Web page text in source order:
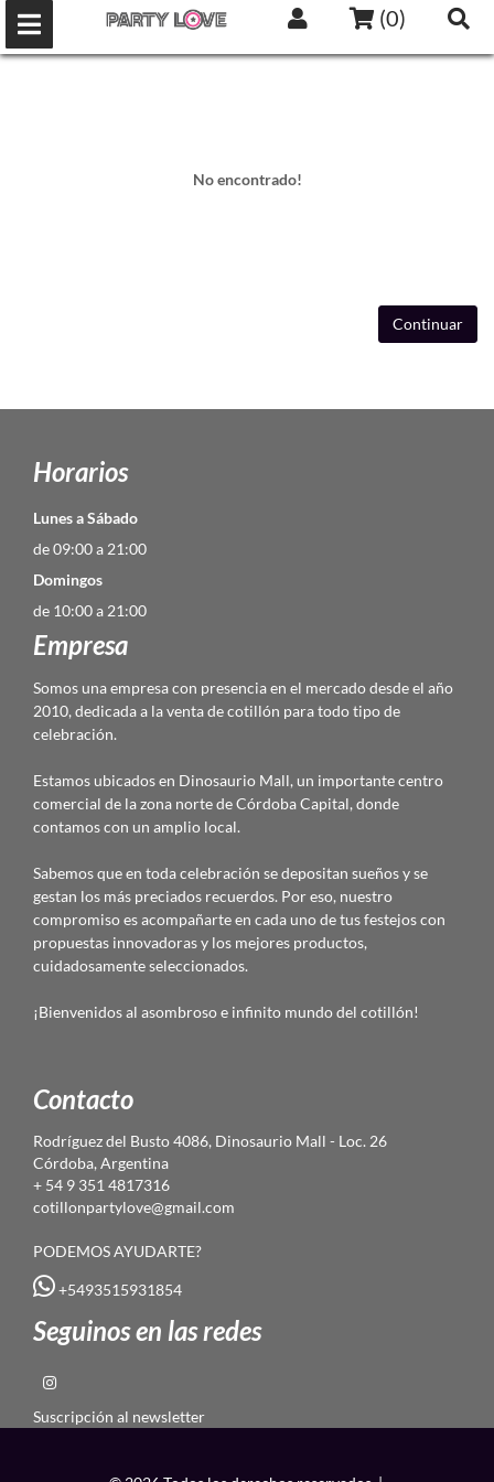
(0)
No encontrado!
Continuar
Horarios
Lunes a Sábado
de 09:00 a 21:00
Domingos
de 10:00 a 21:00
Empresa
Somos una empresa con presencia en el mercado desde el año
2010, dedicada a la venta de cotillón para todo tipo de
celebración.
Estamos ubicados en Dinosaurio Mall, un importante centro
comercial de la zona norte de Córdoba Capital, donde
contamos con un amplio local.
Sabemos que en toda celebración se depositan sueños y se
gestan los más preciados recuerdos. Por eso, nuestro
compromiso es acompañarte en cada uno de tus festejos con
propuestas innovadoras y los mejores productos,
cuidadosamente seleccionados.
¡Bienvenidos al asombroso e infinito mundo del cotillón!
Contacto
Rodríguez del Busto 4086, Dinosaurio Mall - Loc. 26
Córdoba, Argentina
+ 54 9 351 4817316
cotillonpartylove@gmail.com
PODEMOS AYUDARTE?
+5493515931854
Seguinos en las redes
Suscripción al newsletter